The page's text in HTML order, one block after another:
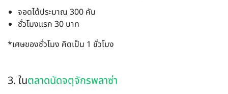
จอดได้ประมาณ 300 คัน
ชั่วโมงแรก 30 บาท
*เศษของชั่วโมง คิดเป็น 1 ชั่วโมง
3. ในตลาดนัดจตุจักรพลาซ่า